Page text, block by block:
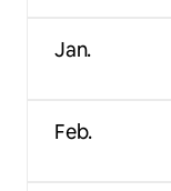
Jan.
Feb.